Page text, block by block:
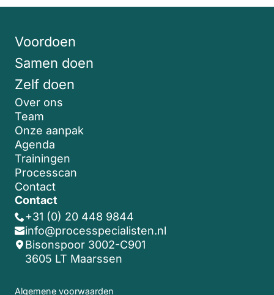
Voordoen
Samen doen
Zelf doen
Over ons
Team
Onze aanpak
Agenda
Trainingen
Processcan
Contact
Contact
+31 (0) 20 448 9844
info@processpecialisten.nl
Bisonspoor 3002-C901
3605 LT Maarssen
Algemene voorwaarden